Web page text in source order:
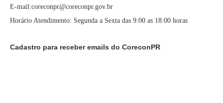
E-mail:coreconpr@coreconpr.gov.br
Horário Atendimento: Segunda a Sexta das 9:00 as 18:00 horas
Cadastro para receber emails do CoreconPR